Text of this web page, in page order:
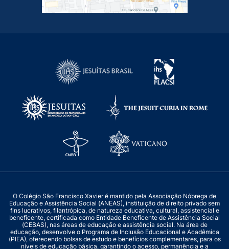
O Colégio São Francisco Xavier é mantido pela Associação Nóbrega de
Educação e Assistência Social (ANEAS), instituição de direito privado sem
fins lucrativos, filantrópica, de natureza educativa, cultural, assistencial e
beneficente, certificada como Entidade Beneficente de Assistência Social
(CEBAS), nas áreas de educação e assistência social. Na área de
educação, desenvolve o Programa de Inclusão Educacional e Acadêmica
(PIEA), oferecendo bolsas de estudo e benefícios complementares, para os
níveis de educação básica, garantindo o acesso, permanência e a